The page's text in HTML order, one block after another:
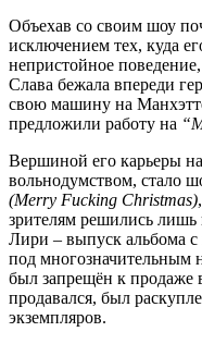
Объехав со своим шоу
исключением тех, куда
непристойное
Слава бежала впереди
свою машину на
предложили работу на
Вершиной его карьеры
вольнодумством, стало
(Merry Fucking Christmas)
зрителям решились
Лири – выпуск альбома с
под многозначительным
был запрещён к продаже
продавался, был
экземпляров.